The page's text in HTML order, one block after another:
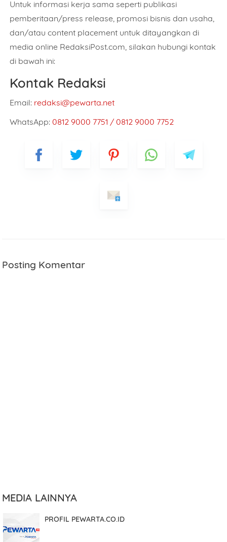
Untuk informasi kerja sama seperti publikasi
pemberitaan/press release, promosi bisnis dan usaha,
dan/atau content placement untuk ditayangkan di
media online RedaksiPost.com, silakan hubungi kontak
di bawah ini:
Kontak Redaksi
Email: redaksi@pewarta.net
WhatsApp:0812 9000 7751 / 0812 9000 7752
Posting Komentar
MEDIA LAINNYA
PROFIL PEWARTA.CO.ID
Nomor WhatsApp Aktif